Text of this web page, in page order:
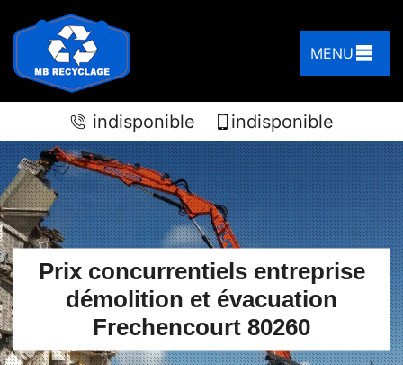
MENU
indisponible indisponible
Prix concurrentiels entreprise
démolition et évacuation
Frechencourt 80260